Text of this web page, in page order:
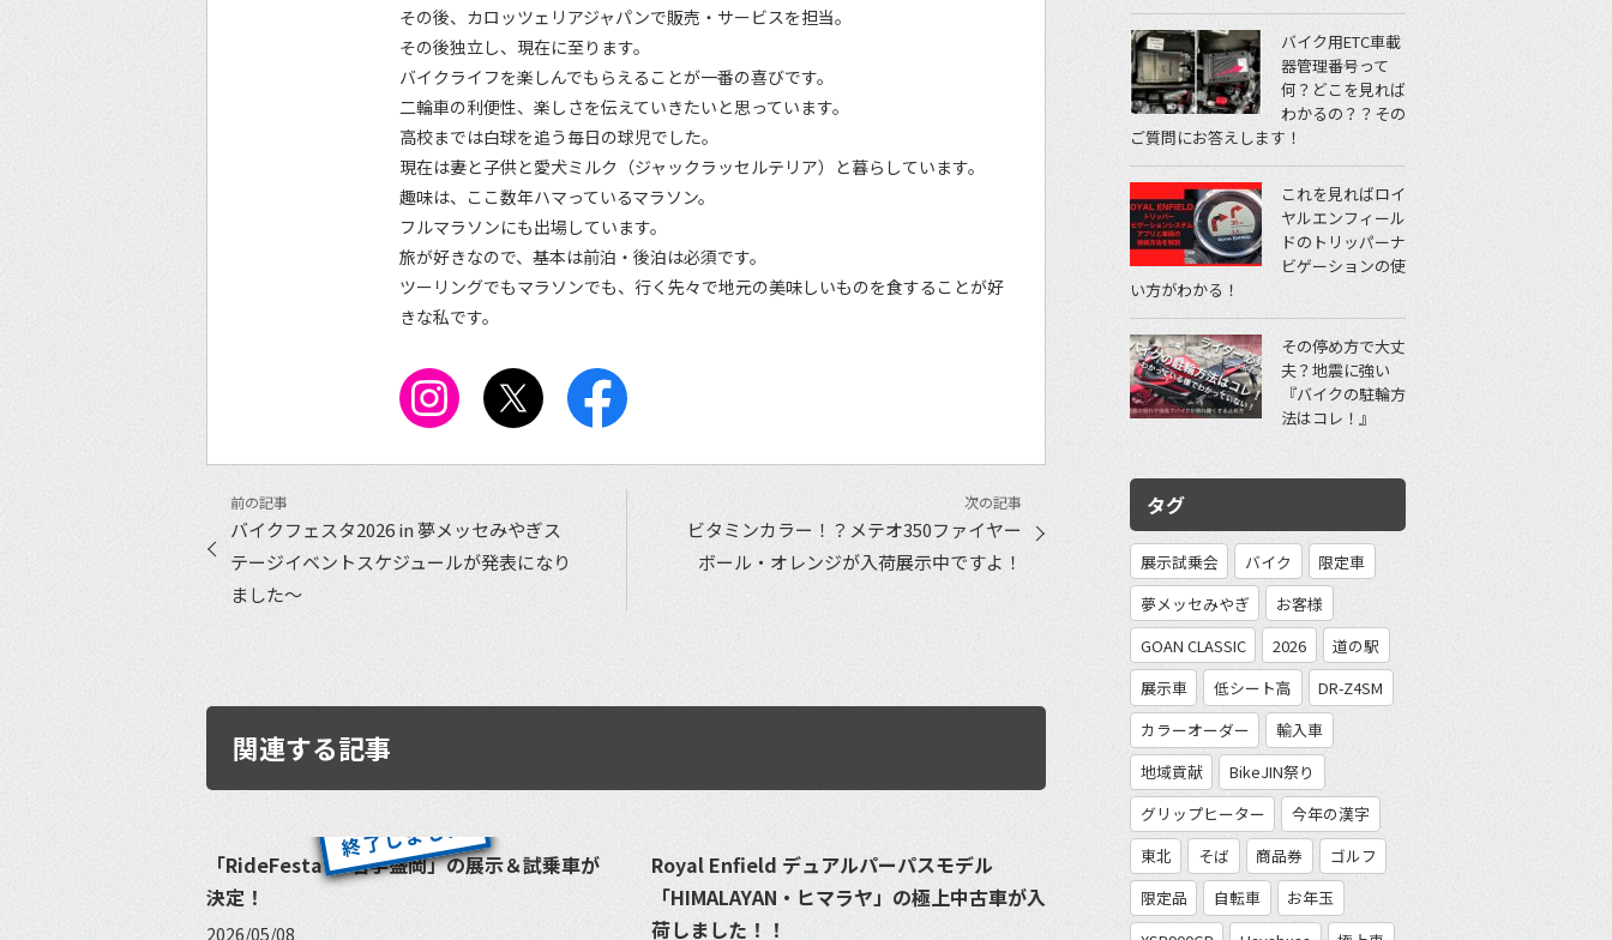
その後、カロッツェリアジャパンで販売・サービスを担当。
その後独立し、現在に至ります。
バイクライフを楽しんでもらえることが一番の喜びです。
二輪車の利便性、楽しさを伝えていきたいと思っています。
高校までは白球を追う毎日の球児でした。
現在は妻と子供と愛犬ミルク（ジャックラッセルテリア）と暮らしています。
趣味は、ここ数年ハマっているマラソン。
フルマラソンにも出場しています。
旅が好きなので、基本は前泊・後泊は必須です。
ツーリングでもマラソンでも、行く先々で地元の美味しいものを食することが好
きな私です。
バイクフェスタ2026 in 夢メッセみやぎス
テージイベントスケジュールが発表になり
ました〜
ビタミンカラー！？メテオ350ファイヤー
ボール・オレンジが入荷展示中ですよ！
関連する記事
「RideFesta in 岩手盛岡」の展示＆試乗車が
決定！
2026/05/08
Royal Enfield デュアルパーパスモデル
「HIMALAYAN・ヒマラヤ」の極上中古車が入
荷しました！！
バイク用ETC車載
器管理番号って
何？どこを見れば
わかるの？？その
ご質問にお答えします！
これを見ればロイ
ヤルエンフィール
ドのトリッパーナ
ビゲーションの使
い方がわかる！
その停め方で大丈
夫？地震に強い
『バイクの駐輪方
法はコレ！』
タグ
展示試乗会 バイク
限定車
夢メッセみやぎ
お客様
GOAN CLASSIC
2026
道の駅
展示車
低シート高
DR-Z4SM
カラーオーダー
輸入車
地域貢献
BikeJIN祭り
グリップヒーター
今年の漢字
東北
そば 商品券
ゴルフ
限定品
自転車
お年玉